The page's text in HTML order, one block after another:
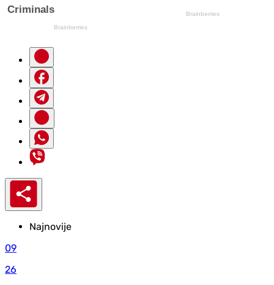
Najnovije
09
26